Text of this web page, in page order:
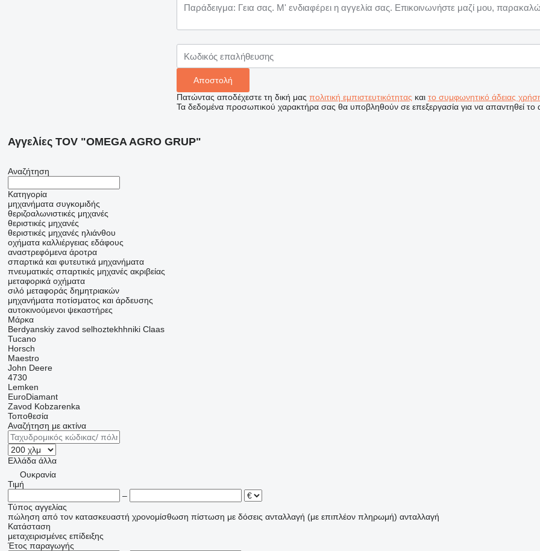
Πατώντας αποδέχεστε τη δική μας πολιτική εμπιστευτικότητας και το συμφωνητικό άδειας
Τα δεδομένα προσωπικού χαρακτήρα σας θα υποβληθούν σε επεξεργασία για να απαντηθεί το
Αγγελίες TOV "OMEGA AGRO GRUP"
Αναζήτηση
Κατηγορία
μηχανήματα συγκομιδής
θεριζοαλωνιστικές μηχανές
θεριστικές μηχανές
θεριστικές μηχανές ηλιάνθου
οχήματα καλλιέργειας εδάφους
αναστρεφόμενα άροτρα
σπαρτικά και φυτευτικά μηχανήματα
πνευματικές σπαρτικές μηχανές ακριβείας
μεταφορικά οχήματα
σιλό μεταφοράς δημητριακών
μηχανήματα ποτίσματος και άρδευσης
αυτοκινούμενοι ψεκαστήρες
Μάρκα
Berdyanskiy zavod selhoztekhhniki Claas
Tucano
Horsch
Maestro
John Deere
4730
Lemken
EuroDiamant
Zavod Kobzarenka
Τοποθεσία
Αναζήτηση με ακτίνα
Ελλάδα άλλα
Ουκρανία
Τιμή
–
Τύπος αγγελίας
πώληση από τον κατασκευαστή χρονομίσθωση πίστωση με δόσεις ανταλλαγή (με επιπλέον πληρωμή) ανταλλαγή
Κατάσταση
μεταχειρισμένες επίδειξης
Έτος παραγωγής